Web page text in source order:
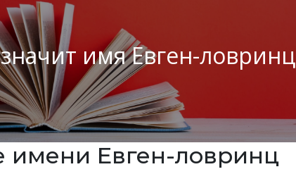
имя Евген-ловринц
имени Евген-ловринц